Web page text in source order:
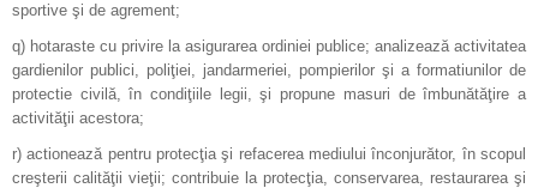
sportive şi de agrement;
q) hotaraste cu privire la asigurarea ordiniei publice; analizează activitatea
gardienilor publici, poliţiei, jandarmeriei, pompierilor şi a formatiunilor de
protectie civilă, în condiţiile legii, şi propune masuri de îmbunătăţire a
activităţii acestora;
r) actionează pentru protecţia şi refacerea mediului înconjurător, în scopul
creşterii calităţii vieţii; contribuie la protecţia, conservarea, restaurarea şi